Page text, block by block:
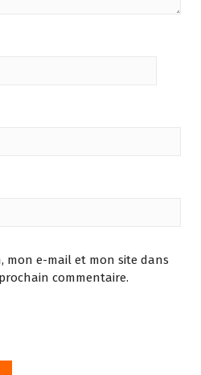
mon e-mail et mon site dans
commentaire.